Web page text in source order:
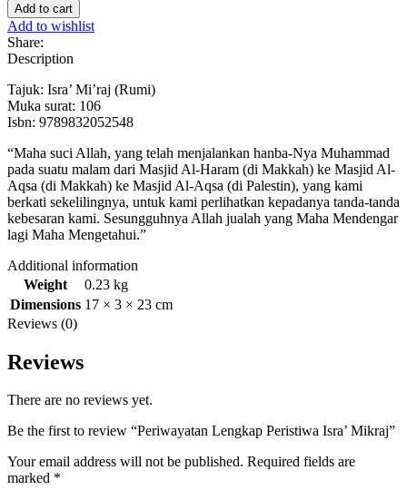
Add to cart
Add to wishlist
Share:
Description
Tajuk: Isra’ Mi’raj (Rumi)
Muka surat: 106
Isbn: 9789832052548
“Maha suci Allah, yang telah menjalankan hanba-Nya Muhammad
pada suatu malam dari Masjid Al-Haram (di Makkah) ke Masjid Al-
Aqsa (di Makkah) ke Masjid Al-Aqsa (di Palestin), yang kami
berkati sekelilingnya, untuk kami perlihatkan kepadanya tanda-tanda
kebesaran kami. Sesungguhnya Allah jualah yang Maha Mendengar
lagi Maha Mengetahui.”
Additional information
Weight
0.23 kg
Dimensions 17 × 3 × 23 cm
Reviews (0)
Reviews
There are no reviews yet.
Be the first to review “Periwayatan Lengkap Peristiwa Isra’ Mikraj”
Your email address will not be published. Required fields are
marked *